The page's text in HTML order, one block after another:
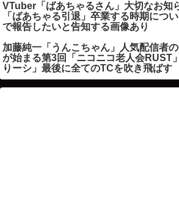
VTuber「ばあちゃるさん」大切なお知
「ばあちゃる引退」卒業する時期につ
で報告したいと告知する画像あり
加藤純一「うんこちゃん」人気配信者
が始まる第3回「ニコニコ老人会RUST
りーシ」最後に全てのTCを吹き飛ばす